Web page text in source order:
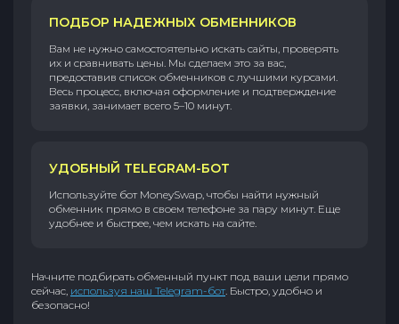
ПОДБОР НАДЕЖНЫХ ОБМЕННИКОВ
Вам не нужно самостоятельно искать сайты, проверять
их и сравнивать цены. Мы сделаем это за вас,
предоставив список обменников с лучшими курсами.
Весь процесс, включая оформление и подтверждение
заявки, занимает всего 5–10 минут.
УДОБНЫЙ TELEGRAM-БОТ
Используйте бот MoneySwap, чтобы найти нужный
обменник прямо в своем телефоне за пару минут. Еще
удобнее и быстрее, чем искать на сайте.
Начните подбирать обменный пункт под ваши цели прямо
сейчас, используя наш Telegram-бот. Быстро, удобно и
безопасно!